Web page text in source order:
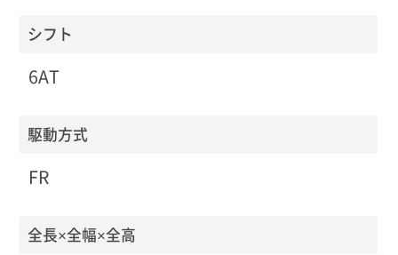
シフト
6AT
駆動方式
FR
全長×全幅×全高